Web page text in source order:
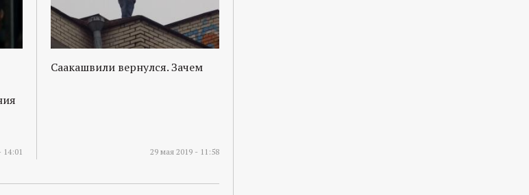
14:01
Саакашвили вернулся. Зачем
29 мая 2019 - 11:58